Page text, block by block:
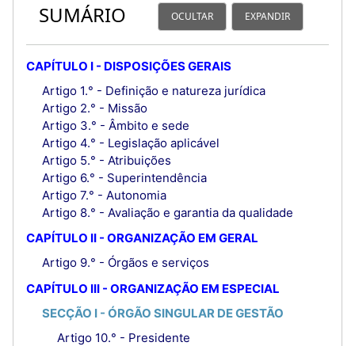
SUMÁRIO OCULTAR EXPANDIR
CAPÍTULO I - DISPOSIÇÕES GERAIS
Artigo 1.° - Definição e natureza jurídica
Artigo 2.° - Missão
Artigo 3.° - Âmbito e sede
Artigo 4.° - Legislação aplicável
Artigo 5.° - Atribuições
Artigo 6.° - Superintendência
Artigo 7.° - Autonomia
Artigo 8.° - Avaliação e garantia da qualidade
CAPÍTULO II - ORGANIZAÇÃO EM GERAL
Artigo 9.° - Órgãos e serviços
CAPÍTULO III - ORGANIZAÇÃO EM ESPECIAL
SECÇÃO I - ÓRGÃO SINGULAR DE GESTÃO
Artigo 10.° - Presidente